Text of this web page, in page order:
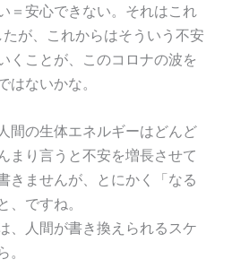
＝安心できない。それはこれ
が、これからはそういう不安
くことが、このコロナの波を
はないかな。
間の生体エネルギーはどんど
まり言うと不安を増長させて
きませんが、とにかく「なる
、ですね。
、人間が書き換えられるスケ